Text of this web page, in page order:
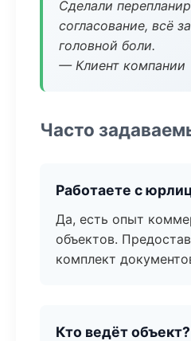
Сделали
согласование, всё
головной боли.
— Клиент компании
Часто
Работаете с
Да, есть опыт
объектов.
комплект
Кто ведёт объект?